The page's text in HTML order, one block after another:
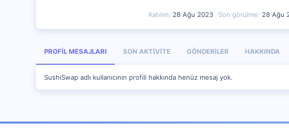
Katılım 28 Ağu 2023 Son görülme 28 Ağu
PROFIL MESAJLARI SON AKTIVITE GÖNDERILER HAKKINDA
SushiSwap adlı kullanıcının profili hakkında henüz mesaj yok.